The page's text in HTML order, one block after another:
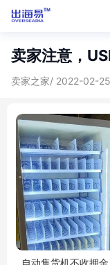
卖家注意，
卖家之家/ 2022-02-25
自动售货机不收押